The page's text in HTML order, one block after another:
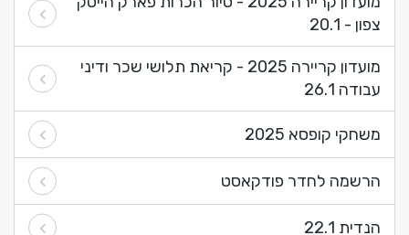
צפון - 20.1
מועדון קריירה 2025 - קריאת תלושי שכר ודיני
עבודה 26.1
משחקי קופסא 2025
הרשמה לחדר פודקאסט
הנדית 22.1